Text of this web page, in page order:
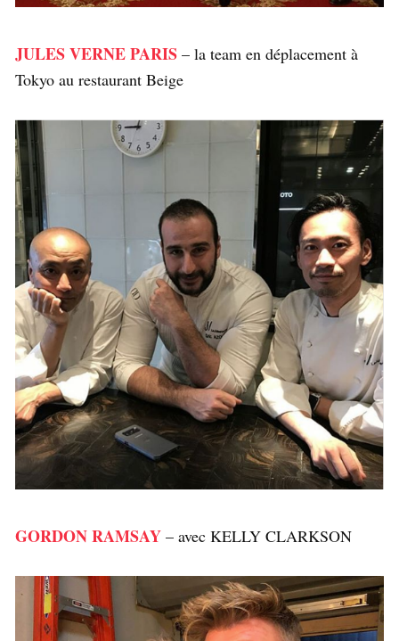
JULES VERNE PARIS – la team en déplacement à
Tokyo au restaurant Beige
GORDON RAMSAY – avec KELLY CLARKSON